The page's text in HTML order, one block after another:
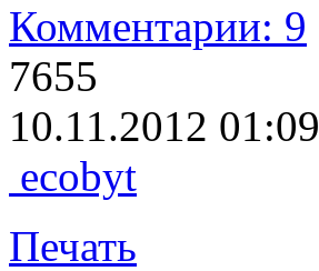
Комментарии: 9
7655
10.11.2012 01:09
ecobyt
Печать